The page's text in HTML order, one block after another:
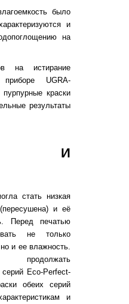
было
и
на
на истирание
UGRA-
краски
результаты
И
стать низкая
и её
Перед печатью
не только
и ее влажность.
продолжать
серий Eco-Perfect-
обеих серий
и